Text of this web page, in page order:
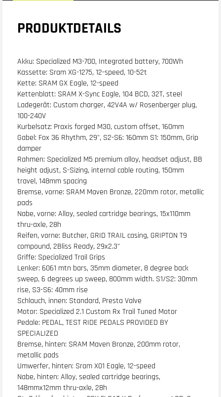
PRODUKTDETAILS
Akku: Specialized M3-700, Integrated battery, 700Wh
Kassette: Sram XG-1275, 12-speed, 10-52t
Kette: SRAM GX Eagle, 12-speed
Kettenblatt: SRAM X-Sync Eagle, 104 BCD, 32T, steel
Ladegerät: Custom charger, 42V4A w/ Rosenberger plug,
100-240V
Kurbelsatz: Praxis forged M30, custom offset, 160mm
Gabel: Fox 36 Rhythm, 29", S2-S6: 160mm S1: 150mm, Grip
damper
Rahmen: Specialized M5 premium alloy, headset adjust, BB
height adjust, S-Sizing, internal cable routing, 150mm
travel, 148mm spacing
Bremse, vorne: SRAM Maven Bronze, 220mm rotor, metallic
pads
Nabe, vorne: Alloy, sealed cartridge bearings, 15x110mm
thru-axle, 28h
Reifen, vorne: Butcher, GRID TRAIL casing, GRIPTON T9
compound, 2Bliss Ready, 29x2.3"
Griffe: Specialized Trail Grips
Lenker: 6061 mtn bars, 35mm diameter, 8 degree back
sweep, 6 degrees up sweep, 800mm width. S1/S2: 30mm
rise, S3-S6: 40mm rise
Schlauch, innen: Standard, Presta Valve
Motor: Specialized 2.1 Custom Rx Trail Tuned Motor
Pedale: PEDAL, TEST RIDE PEDALS PROVIDED BY
SPECIALIZED
Bremse, hinten: SRAM Maven Bronze, 200mm rotor,
metallic pads
Umwerfer, hinten: Sram X01 Eagle, 12-speed
Nabe, hinten: Alloy, sealed cartridge bearings,
148mmx12mm thru-axle, 28h